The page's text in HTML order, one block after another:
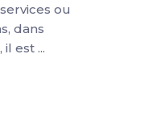
ou
dans
il est